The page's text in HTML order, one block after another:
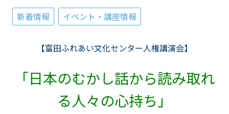
新着情報 イベント・講座情報
【富田ふれあい文化センター人権講演会】
「日本のむかし話から読み取れ
る人々の心持ち」